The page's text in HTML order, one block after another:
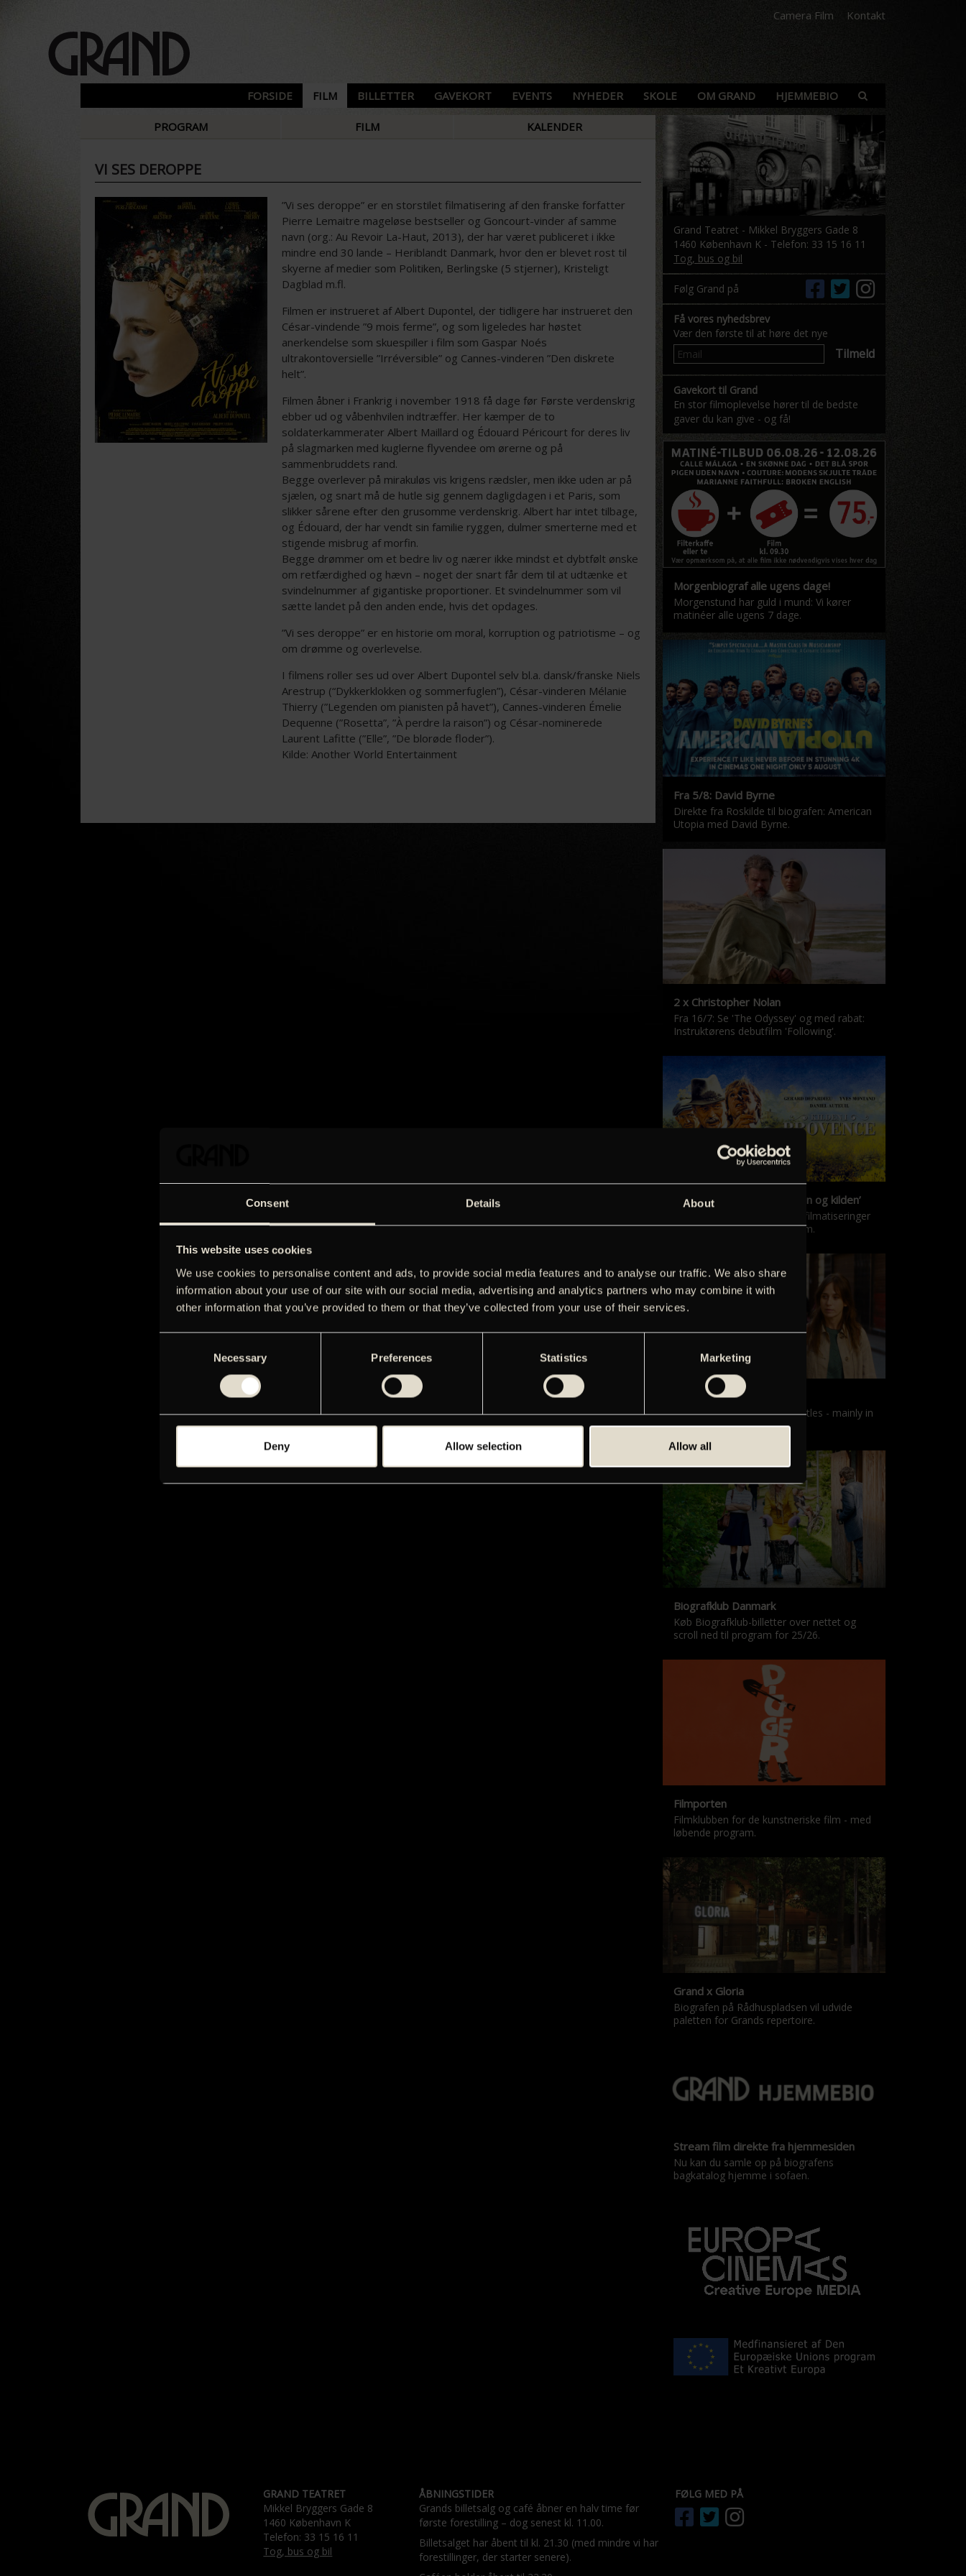
Consent Details About
This website uses cookies
We use cookies to personalise content and ads, to provide social media features and to analyse our traffic. We also share
information about your use of our site with our social media, advertising and analytics partners who may combine it with
other information that you’ve provided to them or that they’ve collected from your use of their services.
Necessary Preferences Statistics Marketing
Deny Allow selection Allow all
Camera Film Kontakt
FORSIDE FILM BILLETTER GAVEKORT EVENTS NYHEDER SKOLE OM GRAND HJEMMEBIO
PROGRAM FILM KALENDER
VI SES DEROPPE
”Vi ses deroppe” er en storstilet filmatisering af den franske forfatter
Pierre Lemaitre mageløse bestseller og Goncourt-vinder af samme
navn (org.: Au Revoir La-Haut, 2013), der har været publiceret i ikke
mindre end 30 lande – Heriblandt Danmark, hvor den er blevet rost til
skyerne af medier som Politiken, Berlingske (5 stjerner), Kristeligt
Dagblad m.fl.
Filmen er instrueret af Albert Dupontel, der tidligere har instrueret den
César-vindende ”9 mois ferme”, og som ligeledes har høstet
anerkendelse som skuespiller i film som Gaspar Noés
ultrakontoversielle ”Irréversible” og Cannes-vinderen ”Den diskrete
helt”.
Filmen åbner i Frankrig i november 1918 få dage før Første verdenskrig
ebber ud og våbenhvilen indtræffer. Her kæmper de to
soldaterkammerater Albert Maillard og Édouard Péricourt for deres liv
på slagmarken med kuglerne flyvendee om ørerne og på
sammenbruddets rand.
Begge overlever på mirakuløs vis krigens rædsler, men ikke uden ar på
sjælen, og snart må de hutle sig gennem dagligdagen i et Paris, som
slikker sårene efter den grusomme verdenskrig. Albert har intet tilbage,
og Édouard, der har vendt sin familie ryggen, dulmer smerterne med et
stigende misbrug af morfin.
Begge drømmer om et bedre liv og nærer ikke mindst et dybtfølt ønske
om retfærdighed og hævn – noget der snart får dem til at udtænke et
svindelnummer af gigantiske proportioner. Et svindelnummer som vil
sætte landet på den anden ende, hvis det opdages.
”Vi ses deroppe” er en historie om moral, korruption og patriotisme – og
om drømme og overlevelse.
I filmens roller ses ud over Albert Dupontel selv bl.a. dansk/franske Niels
Arestrup (“Dykkerklokken og sommerfuglen”), César-vinderen Mélanie
Thierry (”Legenden om pianisten på havet”), Cannes-vinderen Émelie
Dequenne (”Rosetta”, ”À perdre la raison”) og César-nominerede
Laurent Lafitte (”Elle”, ”De blorøde floder”).
Kilde: Another World Entertainment
Grand Teatret - Mikkel Bryggers Gade 8
1460 København K - Telefon: 33 15 16 11
Tog, bus og bil
Følg Grand på
Få vores nyhedsbrev
Vær den første til at høre det nye
Tilmeld
Gavekort til Grand
En stor filmoplevelse hører til de bedste
gaver du kan give - og få!
Morgenbiograf alle ugens dage!
Morgenstund har guld i mund: Vi kører
matinéer alle ugens 7 dage.
Fra 5/8: David Byrne
Direkte fra Roskilde til biografen: American
Utopia med David Byrne.
2 x Christopher Nolan
Fra 16/7: Se 'The Odyssey' og med rabat:
Instruktørens debutfilm 'Following'.
‘Kilden i Provence’ & ‘Manon og kilden’
De klassiske Marcel Pagnol-filmatiseringer
er tilbage i nyrestaureret form.
Films with English subtitles
Screenings with English subtitles - mainly in
our sister cinema, Gloria.
Biografklub Danmark
Køb Biografklub-billetter over nettet og
scroll ned til program for 25/26.
Filmporten
Filmklubben for de kunstneriske film - med
løbende program.
Grand x Gloria
Biografen på Rådhuspladsen vil udvide
paletten for Grands repertoire.
Stream film direkte fra hjemmesiden
Nu kan du samle op på biografens
bagkatalog hjemme i sofaen.
GRAND TEATRET
Mikkel Bryggers Gade 8
1460 København K
Telefon: 33 15 16 11
Tog, bus og bil
ÅBNINGSTIDER
Grands billetsalg og café åbner en halv time før
første forestilling – dog senest kl. 11.00.
Billetsalget har åbent til kl. 21.30 (med mindre vi har
forestillinger, der starter senere).
FØLG MED PÅ